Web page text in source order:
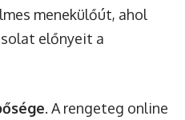
menekülőút, ahol
előnyeit a
. A rengeteg online